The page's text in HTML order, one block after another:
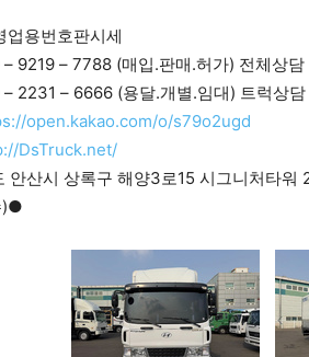
용번호판시세
9219 – 7788 (매입.판매.허가) 전체상담
2231 – 6666 (용달.개별.임대) 트럭상담
open.kakao.com/o/s79o2ugd
DsTruck.net/
안산시 상록구 해양3로15 시그니처타워
)●